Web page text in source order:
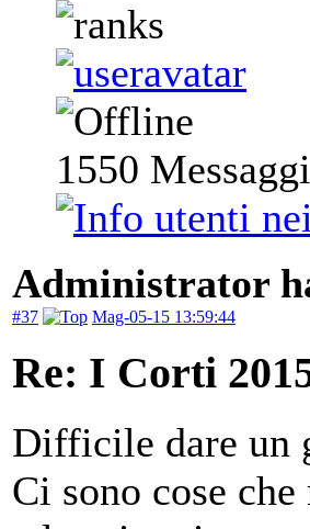
1550 Messaggi
Administrator
#37 Mag-05-15 13:59:44
Re: I Corti
Difficile dare un
Ci sono cose